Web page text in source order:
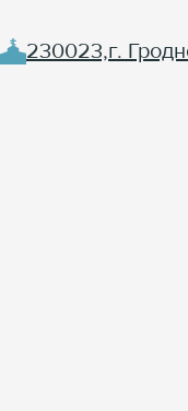
230023,г.